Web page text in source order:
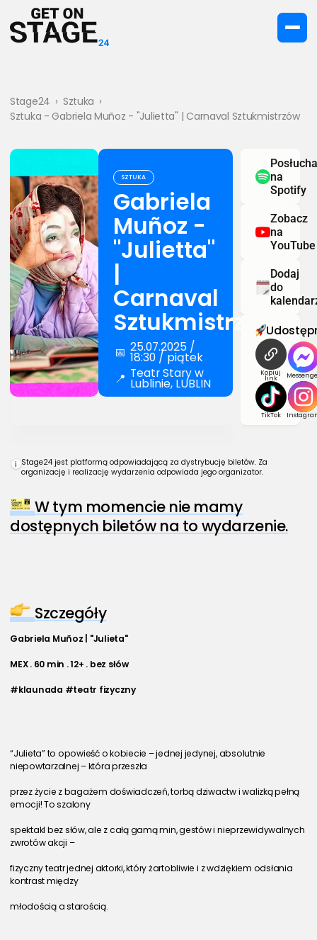
Stage24 › Sztuka ›
Sztuka - Gabriela Muñoz - "Julietta" | Carnaval Sztukmistrzów
SZTUKA
Gabriela
Muñoz -
"Julietta"
|
Carnaval
Sztukmistrzów
📅 25.07.2025 /
18:30 / piątek
📍 Teatr Stary w
Lublinie, LUBLIN
na
Spotify
Zobacz
na
YouTube
Dodaj
do
Kopiuj
link
TikTok
i Stage24 jest platformą odpowiadającą za dystrybucję biletów. Za
organizację i realizację wydarzenia odpowiada jego organizator.
W tym momencie nie mamy
dostępnych biletów na to wydarzenie.
Szczegóły
Gabriela Muñoz | "Julieta"
MEX . 60 min . 12+ . bez słów
#klaunada #teatr fizyczny
“Julieta” to opowieść o kobiecie – jednej jedynej, absolutnie
niepowtarzalnej – która przeszła
przez życie z bagażem doświadczeń, torbą dziwactw i walizką pełną
emocji! To szalony
spektakl bez słów, ale z całą gamą min, gestów i nieprzewidywalnych
zwrotów akcji –
fizyczny teatr jednej aktorki, który żartobliwie i z wdziękiem odsłania
kontrast między
młodością a starością.